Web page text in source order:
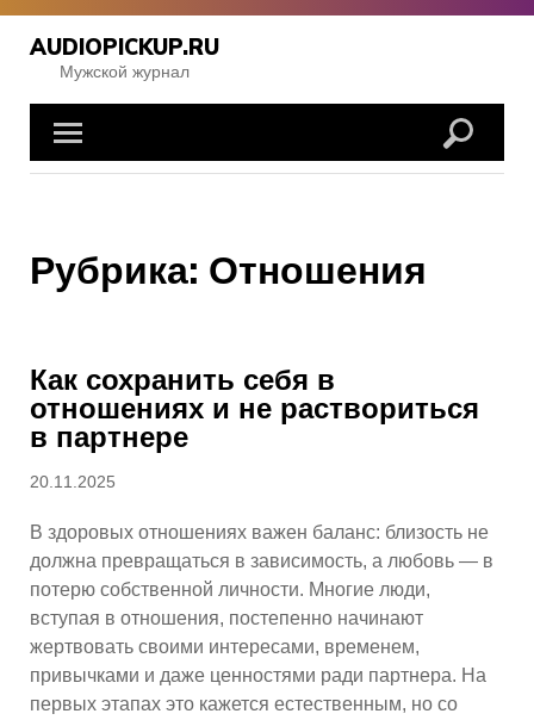
Перейти
содержимому
AUDIOPICKUP.RU
Мужской журнал
Рубрика: Отношения
Как сохранить себя в
отношениях и не раствориться
в партнере
Опубликовано
20.11.2025
В здоровых отношениях важен баланс: близость не
должна превращаться в зависимость, а любовь — в
потерю собственной личности. Многие люди,
вступая в отношения, постепенно начинают
жертвовать своими интересами, временем,
привычками и даже ценностями ради партнера. На
первых этапах это кажется естественным, но со